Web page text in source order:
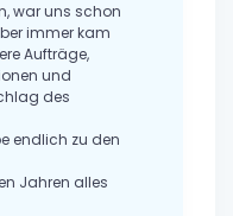
war uns schon
immer kam
Aufträge,
und
des
endlich zu den
Jahren alles